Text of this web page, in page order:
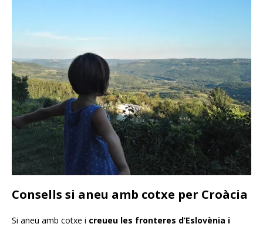
Consells si aneu amb cotxe per Croàcia
Si aneu amb cotxe i creueu les fronteres d’Eslovènia i